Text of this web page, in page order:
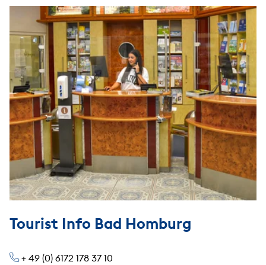
Tourist Info Bad Homburg
+ 49 (0) 6172 178 37 10